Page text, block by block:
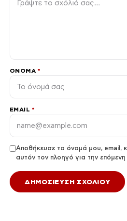
ΌΝΟΜΑ *
EMAIL *
Αποθήκευσε το όνομά μου, email,
αυτόν τον πλοηγό για την